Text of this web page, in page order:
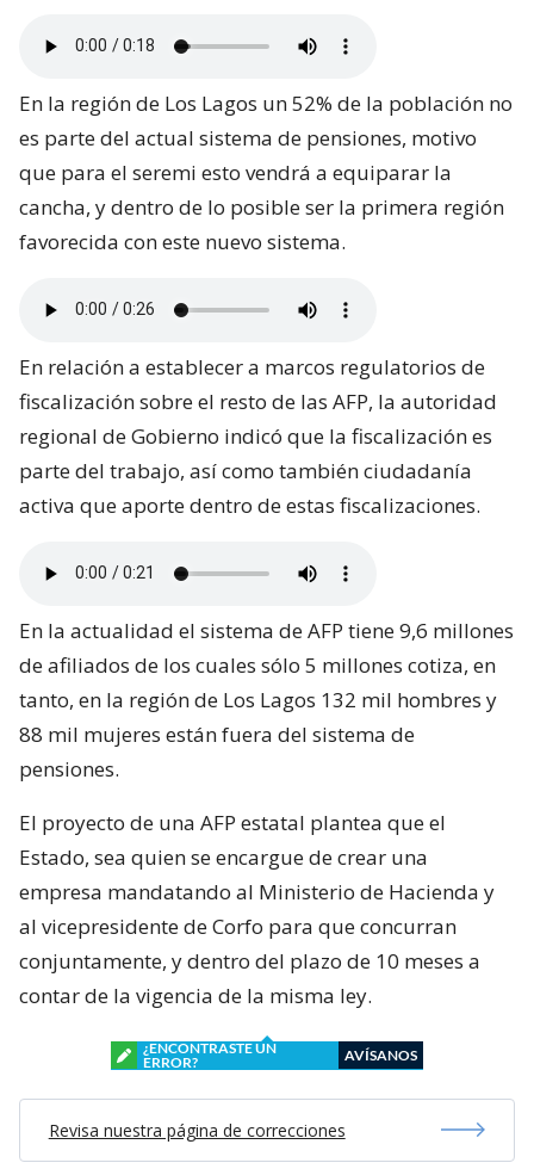
En la región de Los Lagos un 52% de la población no
es parte del actual sistema de pensiones, motivo
que para el seremi esto vendrá a equiparar la
cancha, y dentro de lo posible ser la primera región
favorecida con este nuevo sistema.
En relación a establecer a marcos regulatorios de
fiscalización sobre el resto de las AFP, la autoridad
regional de Gobierno indicó que la fiscalización es
parte del trabajo, así como también ciudadanía
activa que aporte dentro de estas fiscalizaciones.
En la actualidad el sistema de AFP tiene 9,6 millones
de afiliados de los cuales sólo 5 millones cotiza, en
tanto, en la región de Los Lagos 132 mil hombres y
88 mil mujeres están fuera del sistema de
pensiones.
El proyecto de una AFP estatal plantea que el
Estado, sea quien se encargue de crear una
empresa mandatando al Ministerio de Hacienda y
al vicepresidente de Corfo para que concurran
conjuntamente, y dentro del plazo de 10 meses a
contar de la vigencia de la misma ley.
¿ENCONTRASTE UN
ERROR?
AVÍSANOS
Revisa nuestra página de correcciones